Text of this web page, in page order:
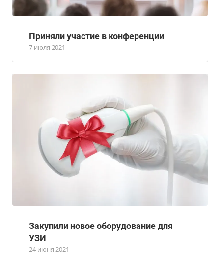
Приняли участие в конференции
7 июля 2021
Закупили новое оборудование для
УЗИ
24 июня 2021